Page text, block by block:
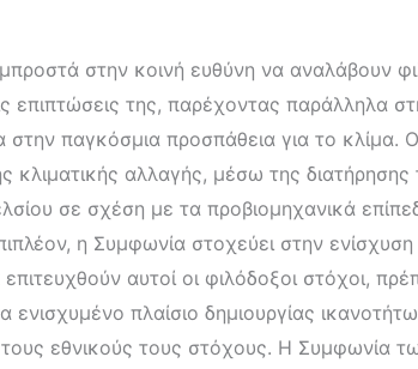
στην κοινή ευθύνη να αναλάβουν
επιπτώσεις της, παρέχοντας παράλληλα
παγκόσμια προσπάθεια για το κλίμα.
κλιματικής αλλαγής, μέσω της
σε σχέση με τα προβιομηχανικά
η Συμφωνία στοχεύει στην
αυτοί οι φιλόδοξοι στόχοι,
πλαίσιο δημιουργίας
εθνικούς τους στόχους. Η Συμφωνία